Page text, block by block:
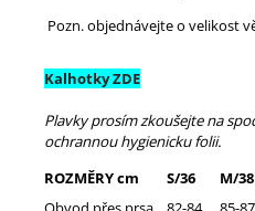
Pozn. objednávejte o velikost
Kalhotky ZDE
Plavky prosím zkoušejte na
ochrannou hygienicku folii.
ROZMĚRY cm
S/36 M/38